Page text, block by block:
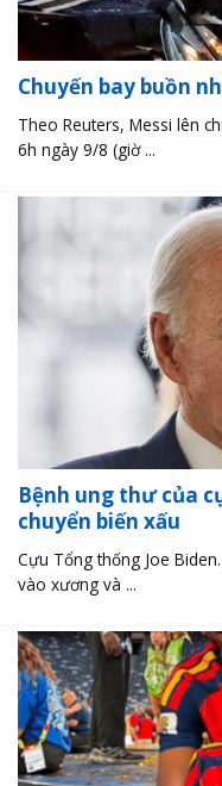
Chuyến bay buồn
Theo Reuters, Messi lên
6h ngày 9/8 (giờ ...
Bệnh ung thư của
chuyển biến xấu
Cựu Tổng thống Joe
vào xương và ...